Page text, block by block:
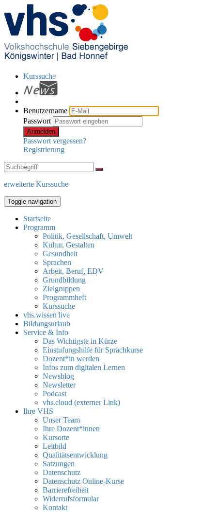
Kurssuche
Benutzername
Passwort
Anmelden
Passwort vergessen?
Registrierung
erweiterte Kurssuche
Toggle navigation
Startseite
Programm
Politik, Gesellschaft, Umwelt
Kultur, Gestalten
Gesundheit
Sprachen
Arbeit, Beruf, EDV
Grundbildung
Zielgruppen
Programmheft
Kurssuche
vhs.wissen live
Bildungsurlaub
Service & Info
Das Wichtigste in Kürze
Einstufungshilfe für Sprachkurse
Dozent*in werden
Infos zum digitalen Lernen
Newsblog
Newsletter
Podcast
vhs.cloud (externer Link)
Ihre VHS
Unser Team
Ihre Dozent*innen
Kursorte
Leitbild
Qualitätsentwicklung
Satzungen
Datenschutz
Datenschutz Online-Kurse
Barrierefreiheit
Widerrufsformular
Kontakt